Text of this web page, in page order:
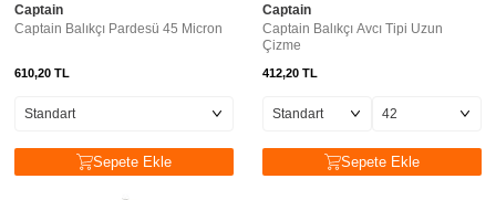
Captain
Captain Balıkçı Pardesü 45 Micron
610,20 TL
Sepete Ekle
Captain
Captain Balıkçı Avcı Tipi Uzun
Çizme
412,20 TL
Sepete Ekle